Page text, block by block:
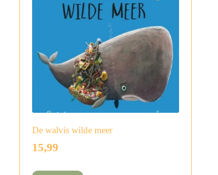
De walvis wilde meer
15,99